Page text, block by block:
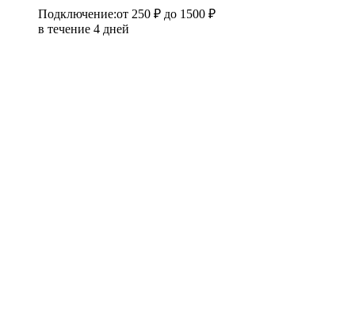
Подключение:от 250 ₽ до 1500 ₽
в течение 4 дней